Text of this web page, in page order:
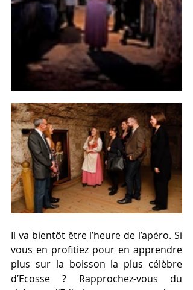
Il va bientôt être l’heure de l’apéro. Si
vous en profitiez pour en apprendre
plus sur la boisson la plus célèbre
d’Ecosse ? Rapprochez-vous du